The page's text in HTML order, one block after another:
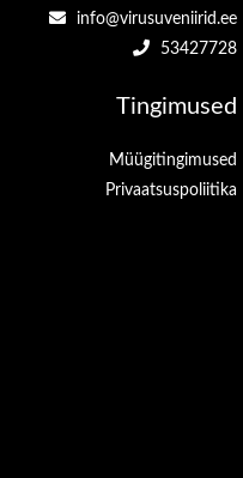
info@virusuveniirid.ee
53427728
Tingimused
Müügitingimused
Privaatsuspoliitika